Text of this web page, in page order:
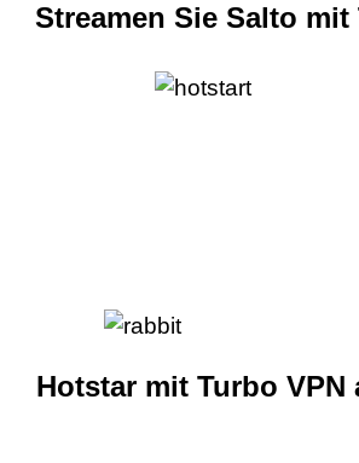
Streamen Sie Salto mit
Hotstar mit Turbo VPN